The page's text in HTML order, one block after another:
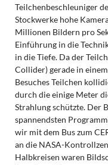
Teilchenbeschleuniger
Stockwerke hohe
Millionen Bildern pro
Einführung in die
in die Tiefe. Da der
Collider) gerade in
Besuches Teilchen
durch die einige Meter
Strahlung schützte. Der
spannendsten
wir mit dem Bus zum
an die NASA-
Halbkreisen waren